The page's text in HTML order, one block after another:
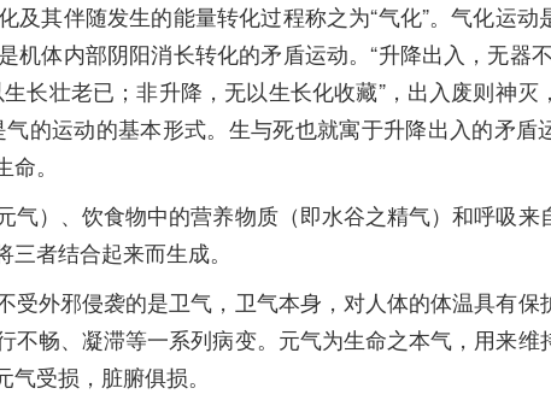
其伴随发生的能量转化过程称之为“气化”。气化运动
体内部阴阳消长转化的矛盾运动。“升降出入，无器
长壮老已；非升降，无以生长化收藏”，出入废则神灭
的运动的基本形式。生与死也就寓于升降出入的矛盾
。
）、饮食物中的营养物质（即水谷之精气）和呼吸来
者结合起来而生成。
外邪侵袭的是卫气，卫气本身，对人体的体温具有保
畅、凝滞等一系列病变。元气为生命之本气，用来维
受损，脏腑俱损。